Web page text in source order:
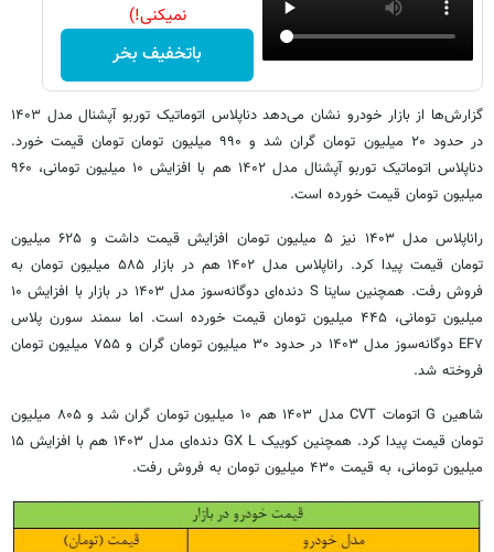
نمیکنی!)
باتخفیف بخر
گزارش‌ها از بازار خودرو نشان می‌دهد دناپلاس اتوماتیک توربو آپشنال مدل ۱۴۰۳
در حدود ۲۰ میلیون تومان گران شد و ۹۹۰ میلیون تومان تومان قیمت خورد.
دناپلاس اتوماتیک توربو آپشنال مدل ۱۴۰۲ هم با افزایش ۱۰ میلیون تومانی، ۹۶۰
میلیون تومان قیمت خورده است.
راناپلاس مدل ۱۴۰۳ نیز ۵ میلیون تومان افزایش قیمت داشت و ۶۲۵ میلیون
تومان قیمت پیدا کرد. راناپلاس مدل ۱۴۰۲ هم در بازار ۵۸۵ میلیون تومان به
فروش رفت. همچنین ساینا S دنده‌ای دوگانه‌سوز مدل ۱۴۰۳ در بازار با افزایش ۱۰
میلیون تومانی، ۴۴۵ میلیون تومان قیمت خورده است. اما سمند سورن پلاس
EF۷ دوگانه‌سوز مدل ۱۴۰۳ در حدود ۳۰ میلیون تومان گران و ۷۵۵ میلیون تومان
فروخته شد.
شاهین G اتومات CVT مدل ۱۴۰۳ هم ۱۰ میلیون تومان گران شد و ۸۰۵ میلیون
تومان قیمت پیدا کرد. همچنین کوییک GX L دنده‌ای مدل ۱۴۰۳ هم با افزایش ۱۵
میلیون تومانی، به قیمت ۴۳۰ میلیون تومان به فروش رفت.